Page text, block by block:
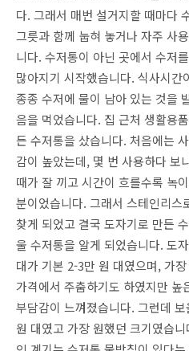
다. 그래서 매번 설거지할 때마다
그릇과 함께 눕혀 놓거나 자주 사
니다. 수저통이 아닌 곳에서 수저
많아지기 시작했습니다. 식사시간
종종 수저에 물이 남아 있는 것을
음을 먹었습니다. 집 근처 생활용
든 수저통을 샀습니다. 처음에는
감이 높았는데, 몇 번 사용하다 보
때가 잘 끼고 시간이 흐를수록 녹
분이었습니다. 그래서 스테인리스
찾게 되었고 결국 도자기로 만든
울 수저통을 알게 되었습니다. 도
대가 기본 2-3만 원 대였으며, 가
가격에서 주춤하기도 하였지만 높
부담감이 느껴졌습니다. 그런데
원 대였고 가장 원했던 크기였습